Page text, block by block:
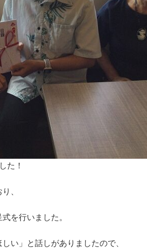
た！
、
を行いました。
い」と話しがありましたので、